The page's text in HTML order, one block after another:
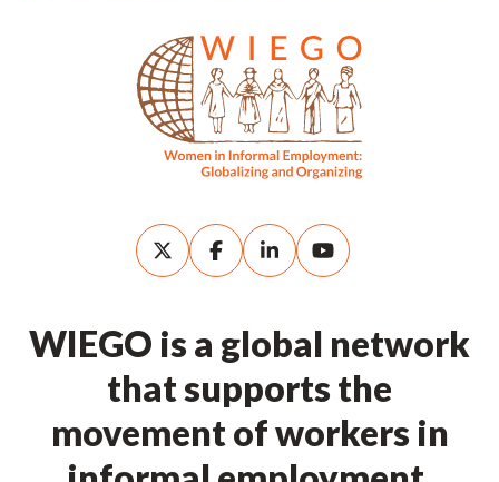
WIEGO is a global network
that supports the
movement of workers in